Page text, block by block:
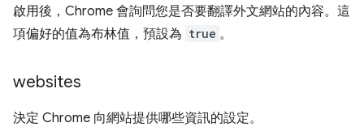
啟用後，Chrome 會詢問您是否要翻譯外文網站的內容。這
項偏好的值為布林值，預設為 true 。
websites
決定 Chrome 向網站提供哪些資訊的設定。